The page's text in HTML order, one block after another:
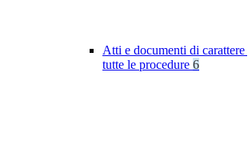
Atti e documenti di
tutte le procedure 6